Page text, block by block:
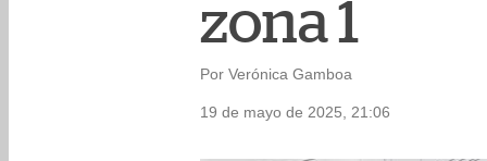
zona 1
Por Verónica Gamboa
19 de mayo de 2025, 21:06